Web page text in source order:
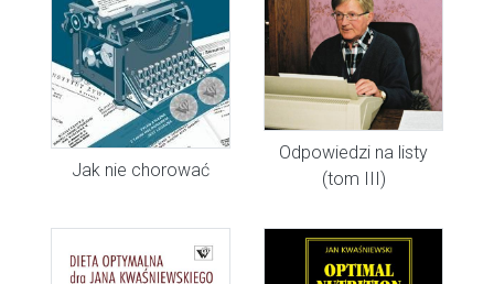
Jak nie chorować
Odpowiedzi na listy
(tom III)